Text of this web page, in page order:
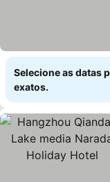
Selecione as datas
exatos.